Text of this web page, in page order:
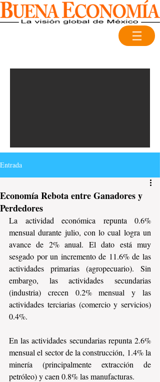
Entrada
Economía Rebota entre Ganadores y
Perdedores
La actividad económica repunta 0.6%
mensual durante julio, con lo cual logra un
avance de 2% anual. El dato está muy
sesgado por un incremento de 11.6% de las
actividades primarias (agropecuario). Sin
embargo, las actividades secundarias
(industria) crecen 0.2% mensual y las
actividades terciarias (comercio y servicios)
0.4%.
En las actividades secundarias repunta 2.6%
mensual el sector de la construcción, 1.4% la
minería (principalmente extracción de
petróleo) y caen 0.8% las manufacturas.